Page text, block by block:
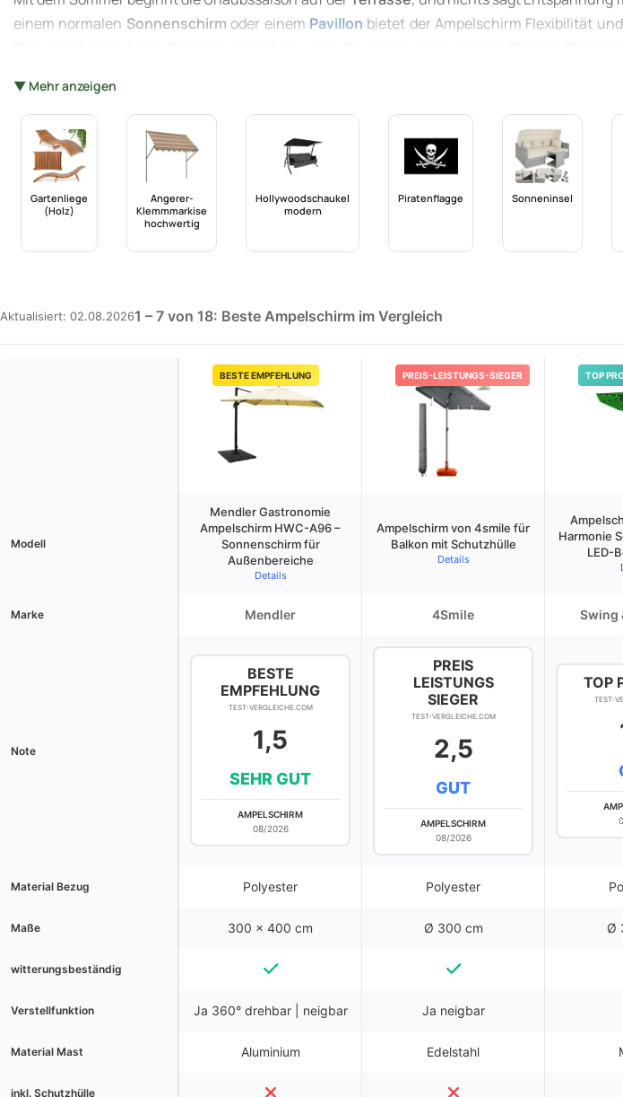
einem normalen Sonnenschirm oder einem Pavillon bietet der Ampelschirm Flexibilität
Ihren Garten aufzupeppen. Bei einem Ampelschirm bleibt kein Auge trocken.
entspannen. Aber Achtung: Wer einmal unter einem Ampelschirm gesessen hat, will nie mehr
▼ Mehr anzeigen
Gartenliege
(Holz)
Angerer-
Klemmmarkise
hochwertig
Hollywoodschaukel
modern
Piratenflagge Sonneninsel
Aktualisiert: 02.08.20261 – 7 von 18: Beste Ampelschirm im Vergleich
BESTE EMPFEHLUNG PREIS-LEISTUNGS-SIEGER
TOP
Modell
Mendler Gastronomie
Ampelschirm HWC-A96 –
Sonnenschirm für
Außenbereiche
Details
Ampelschirm von 4smile für
Balkon mit Schutzhülle
Details
Harmonie
LED-
Marke Mendler 4Smile Swing
Note
BESTE
EMPFEHLUNG
TEST-VERGLEICHE.COM
1,5
SEHR GUT
AMPELSCHIRM
08/2026
PREIS
LEISTUNGS
SIEGER
TEST-VERGLEICHE.COM
2,5
GUT
AMPELSCHIRM
08/2026
TOP
TEST-
Material Bezug Polyester Polyester
Maße 300 x 400 cm Ø 300 cm Ø
witterungsbeständig
Verstellfunktion Ja 360° drehbar | neigbar Ja neigbar
Material Mast Aluminium Edelstahl
inkl. Schutzhülle